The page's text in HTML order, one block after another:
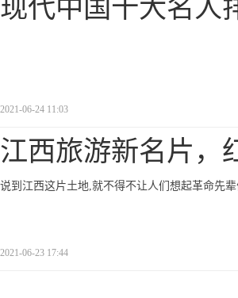
现代中国十大名人
2021-06-24 11:03
江西旅游新名片，
说到江西这片土地,就不得不让人们想起革命先辈
2021-06-23 17:44